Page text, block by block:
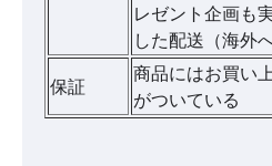
レゼント企画も
した配送（海外
保証
商品にはお買い
がついている